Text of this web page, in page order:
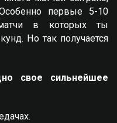
первые 5-10
в которых ты
Но так получается
свое сильнейшее